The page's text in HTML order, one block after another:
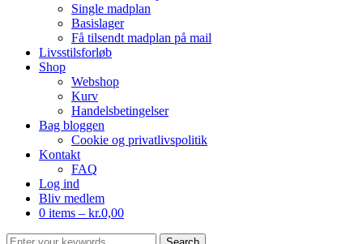
Single madplan
Basislager
Få tilsendt madplan på mail
Livsstilsforløb
Shop
Webshop
Kurv
Handelsbetingelser
Bag bloggen
Cookie og privatlivspolitik
Kontakt
FAQ
Log ind
Bliv medlem
0 items – kr.0,00